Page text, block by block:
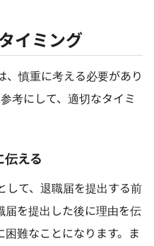
イミング
慎重に考える必要があり
考にして、適切なタイミ
える
して、退職届を提出する前
届を提出した後に理由を伝
難なことになります。ま